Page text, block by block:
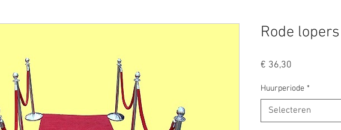
Rode lopers
€ 36,30
Huurperiode *
Selecteren